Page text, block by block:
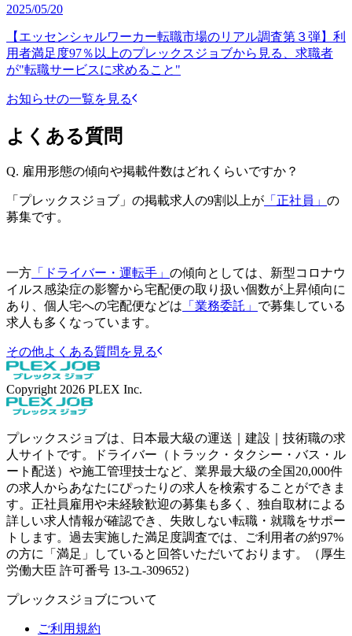
2025/05/20
【エッセンシャルワーカー転職市場のリアル調査第３弾】利
用者満足度97％以上のプレックスジョブから見る、求職者
が"転職サービスに求めること"
お知らせの一覧を見る
よくある質問
Q. 雇用形態の傾向や掲載件数はどれくらいですか？
「プレックスジョブ」の掲載求人の9割以上が 「正社員」 の
募集です。
一方 「ドライバー・運転手」 の傾向としては、新型コロナウ
イルス感染症の影響から宅配便の取り扱い個数が上昇傾向に
あり、個人宅への宅配便などは 「業務委託」 で募集している
求人も多くなっています。
その他よくある質問を見る
Copyright2026 PLEX Inc.
プレックスジョブは、日本最大級の運送｜建設｜技術職の求
人サイトです。ドライバー（トラック・タクシー・バス・ル
ート配送）や施工管理技士など、業界最大級の全国20,000件
の求人からあなたにぴったりの求人を検索することができま
す。正社員雇用や未経験歓迎の募集も多く、独自取材による
詳しい求人情報が確認でき、失敗しない転職・就職をサポー
トします。過去実施した満足度調査では、ご利用者の約97%
の方に「満足」していると回答いただいております。（厚生
労働大臣 許可番号 13-ユ-309652）
プレックスジョブについて
ご利用規約